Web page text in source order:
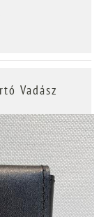
Vadász